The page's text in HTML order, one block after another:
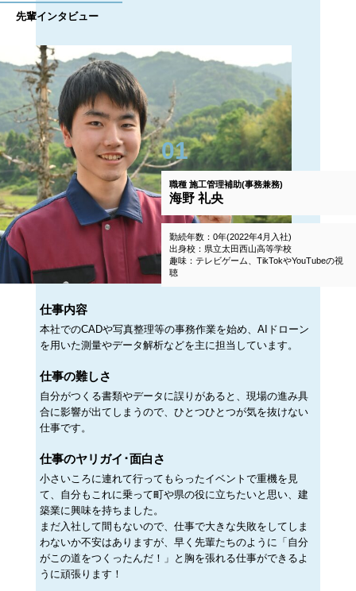
先輩インタビュー
01
職種 施工管理補助(事務兼務)
海野 礼央
勤続年数：0年(2022年4月入社)
出身校：県立太田西山高等学校
趣味：テレビゲーム、TikTokやYouTubeの視
聴
仕事内容
本社でのCADや写真整理等の事務作業を始め、AIドローン
を用いた測量やデータ解析などを主に担当しています。
仕事の難しさ
自分がつくる書類やデータに誤りがあると、現場の進み具
合に影響が出てしまうので、ひとつひとつが気を抜けない
仕事です。
仕事のヤリガイ･面白さ
小さいころに連れて行ってもらったイベントで重機を見
て、自分もこれに乗って町や県の役に立ちたいと思い、建
築業に興味を持ちました。
まだ入社して間もないので、仕事で大きな失敗をしてしま
わないか不安はありますが、早く先輩たちのように「自分
がこの道をつくったんだ！」と胸を張れる仕事ができるよ
うに頑張ります！